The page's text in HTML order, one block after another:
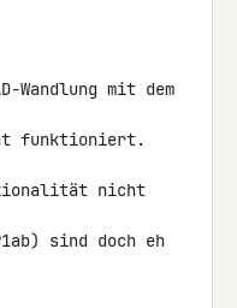
funktioniert.
nicht
sind doch eh